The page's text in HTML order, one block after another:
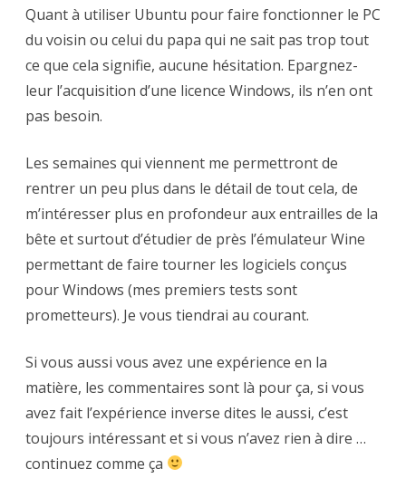
Quant à utiliser Ubuntu pour faire fonctionner le PC
du voisin ou celui du papa qui ne sait pas trop tout
ce que cela signifie, aucune hésitation. Epargnez-
leur l’acquisition d’une licence Windows, ils n’en ont
pas besoin.
Les semaines qui viennent me permettront de
rentrer un peu plus dans le détail de tout cela, de
m’intéresser plus en profondeur aux entrailles de la
bête et surtout d’étudier de près l’émulateur Wine
permettant de faire tourner les logiciels conçus
pour Windows (mes premiers tests sont
prometteurs). Je vous tiendrai au courant.
Si vous aussi vous avez une expérience en la
matière, les commentaires sont là pour ça, si vous
avez fait l’expérience inverse dites le aussi, c’est
toujours intéressant et si vous n’avez rien à dire …
continuez comme ça